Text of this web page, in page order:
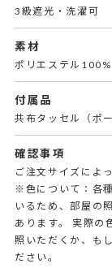
3級遮光・洗濯可
素材
ポリエステル100%
付属品
共布タッセル（ポ
確認事項
ご注文サイズによ
※色について：各
いるため、部屋の
あります。 実際の
照いただくか、も
ださい。